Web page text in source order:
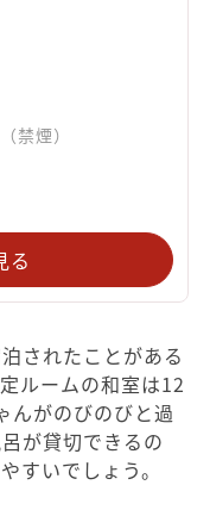
禁煙）
る
されたことがある
ルームの和室は12
んがのびのびと過
が貸切できるの
すいでしょう。